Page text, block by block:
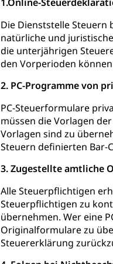
Die Dienststelle
natürliche und
die unterjährigen
den Vorperioden
2. PC-Programme von
PC-Steuerformulare
müssen die Vorlagen
Vorlagen sind zu
Steuern definierten Bar-
3. Zugestellte amtliche
Alle Steuerpflichtigen
Steuerpflichtigen zu
übernehmen. Wer eine
Originalformulare zu
Steuererklärung
Kantonale Sportcamps
Sonderschulung
Heilpädagogische
Stipendien und
Studienbeihilfe,
Stipendien
Fachstelle
Finanzielle
Universität
Technische Hochschule,
Hochschulbildung,
Hochschule Luzern,
(Dachorganisation der
swissuniversities
Vorschule
Kindergarten,
Kinderbetreuung
Frühe Förderung
Gesundheit und Soziales
Konsumentenschutz
Konsumentenrechte,